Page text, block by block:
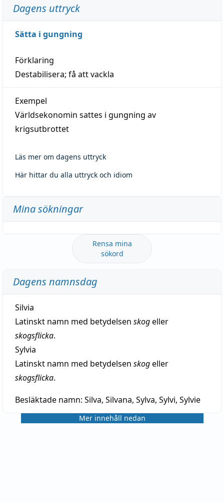
Dagens uttryck
Sätta i gungning
Förklaring
Destabilisera; få att vackla
Exempel
Världsekonomin sattes i gungning av
krigsutbrottet
Läs mer om dagens uttryck
Här hittar du alla uttryck och idiom
Mina sökningar
Rensa mina
sökord
Dagens namnsdag
Silvia
Latinskt namn med betydelsen skogeller
skogsflicka.
Sylvia
Latinskt namn med betydelsen skogeller
skogsflicka.
Besläktade namn: Silva, Silvana, Sylva, Sylvi, Sylvie
Mer innehåll nedan